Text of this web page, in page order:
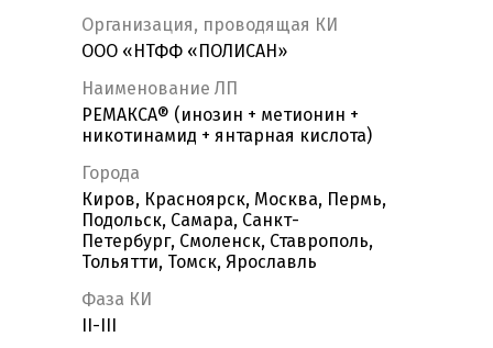
Организация, проводящая КИ
ООО «НТФФ «ПОЛИСАН»
Наименование ЛП
РЕМАКСА® (инозин + метионин +
никотинамид + янтарная кислота)
Города
Киров, Красноярск, Москва, Пермь,
Подольск, Самара, Санкт-
Петербург, Смоленск, Ставрополь,
Тольятти, Томск, Ярославль
Фаза КИ
II-III